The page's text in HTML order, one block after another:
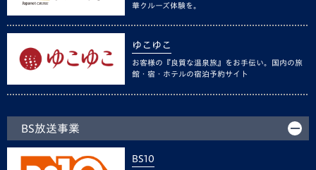
華クルーズ体験を。
ゆこゆこ
お客様の『良質な温泉旅』をお手伝い。国内の旅
館・宿・ホテルの宿泊予約サイト
BS放送事業
BS10